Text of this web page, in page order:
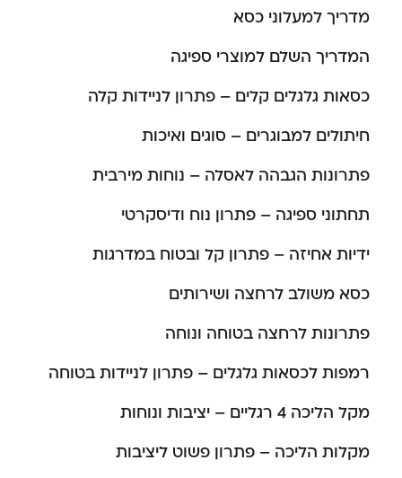
מדריך למעלוני כסא
המדריך השלם למוצרי ספיגה
כסאות גלגלים קלים – פתרון לניידות קלה
חיתולים למבוגרים – סוגים ואיכות
פתרונות הגבהה לאסלה – נוחות מירבית
תחתוני ספיגה – פתרון נוח ודיסקרטי
ידיות אחיזה – פתרון קל ובטוח במדרגות
כסא משולב לרחצה ושירותים
פתרונות לרחצה בטוחה ונוחה
רמפות לכסאות גלגלים – פתרון לניידות בטוחה
מקל הליכה 4 רגליים – יציבות ונוחות
מקלות הליכה – פתרון פשוט ליציבות